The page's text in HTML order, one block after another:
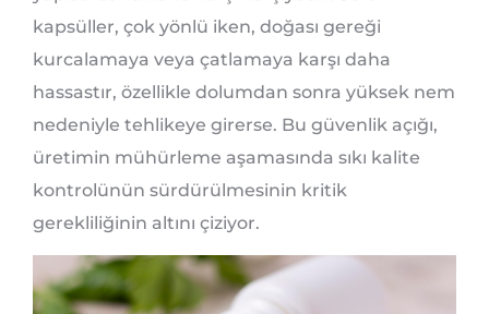
kapsüller, çok yönlü iken, doğası gereği
kurcalamaya veya çatlamaya karşı daha
hassastır, özellikle dolumdan sonra yüksek nem
nedeniyle tehlikeye girerse. Bu güvenlik açığı,
üretimin mühürleme aşamasında sıkı kalite
kontrolünün sürdürülmesinin kritik
gerekliliğinin altını çiziyor.